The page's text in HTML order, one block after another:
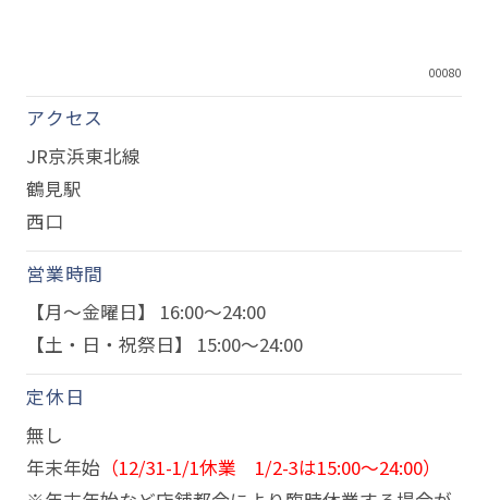
00080
アクセス
JR京浜東北線
鶴見駅
西口
営業時間
【月～金曜日】 16:00～24:00
【土・日・祝祭日】 15:00～24:00
定休日
無し
年末年始（12/31-1/1休業 1/2-3は15:00～24:00）